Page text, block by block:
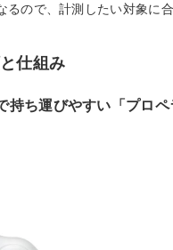
るので、計測したい対象に
仕組み
持ち運びやすい「プロペ